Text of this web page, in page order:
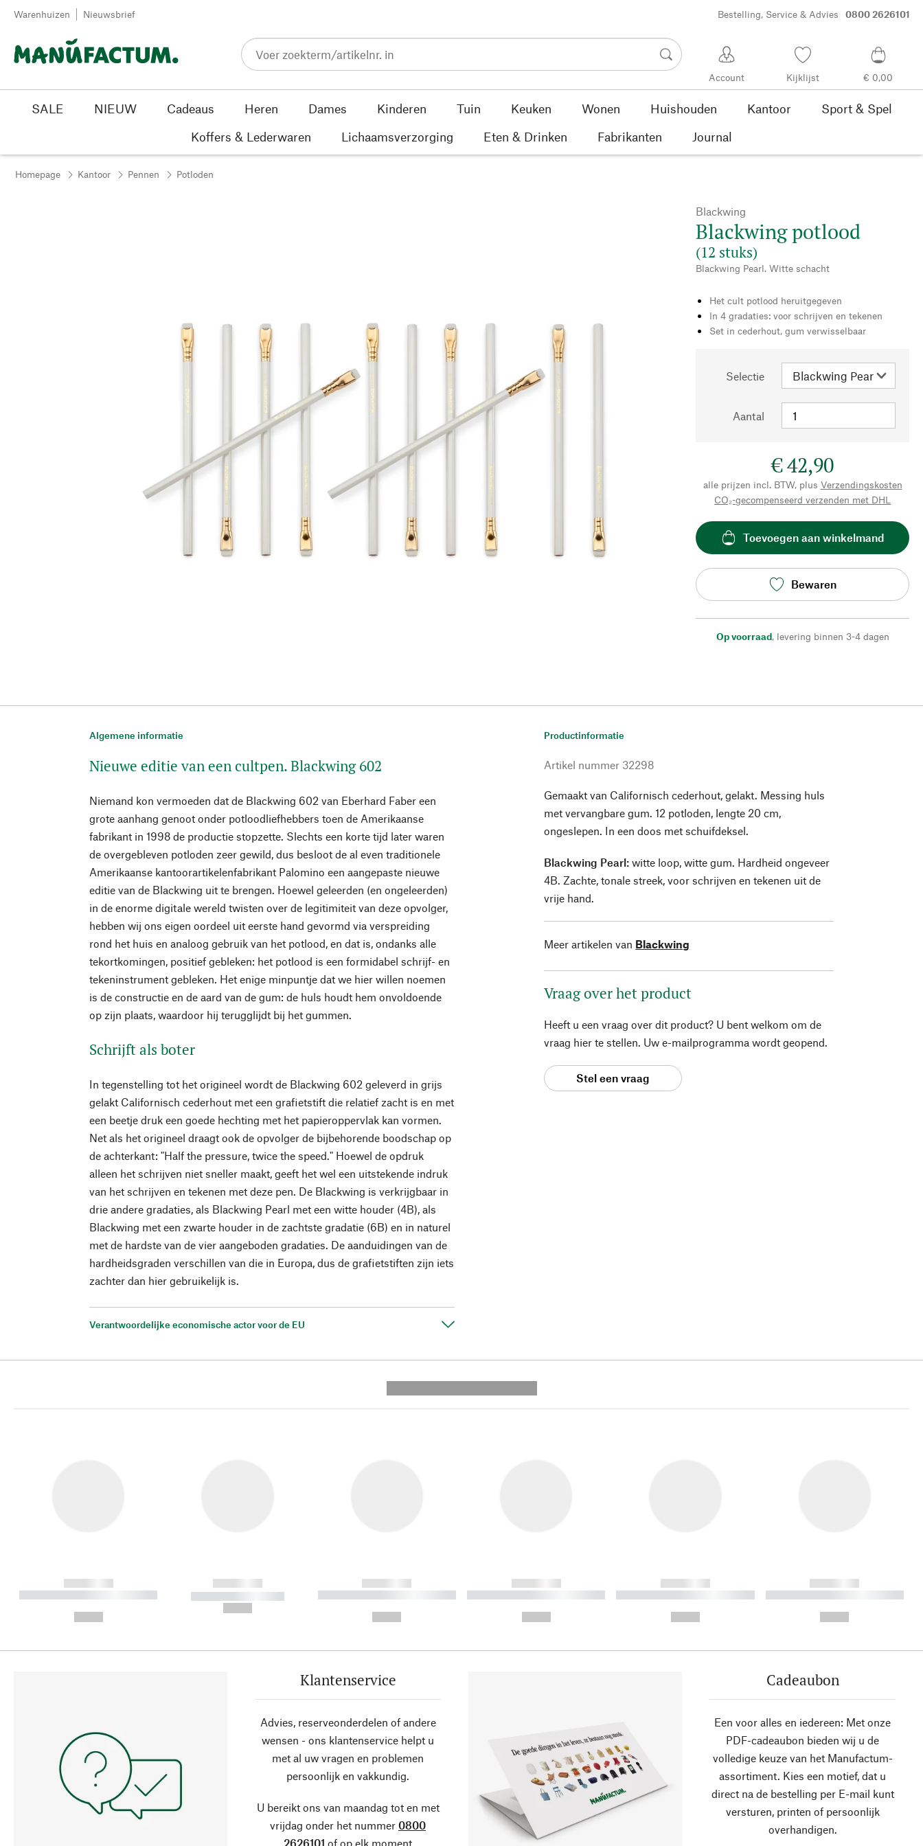
Passer au contenu
Warenhuizen Nieuwsbrief Bestelling, Service & Advies 0800 2626101
Account Kijklijst € 0,00
SALE NIEUW Cadeaus Heren Dames Kinderen Tuin Keuken Wonen Huishouden Kantoor
Sport & Spel
Koffers & Lederwaren
Lichaamsverzorging Eten & Drinken Fabrikanten Journal
Homepage Kantoor Pennen Potloden
Blackwing
Blackwing potlood
(12 stuks)
Blackwing Pearl. Witte schacht
Het cult potlood heruitgegeven
In 4 gradaties: voor schrijven en tekenen
Set in cederhout, gum verwisselbaar
Selectie
Aantal
€ 42,90
alle prijzen incl. BTW, plus Verzendingskosten
CO₂-gecompenseerd verzenden met DHL
Toevoegen aan winkelmand
Bewaren
Op voorraad, levering binnen 3-4 dagen
Algemene informatie
Nieuwe editie van een cultpen. Blackwing 602
Niemand kon vermoeden dat de Blackwing 602 van Eberhard Faber een
grote aanhang genoot onder potloodliefhebbers toen de Amerikaanse
fabrikant in 1998 de productie stopzette. Slechts een korte tijd later waren
de overgebleven potloden zeer gewild, dus besloot de al even traditionele
Amerikaanse kantoorartikelenfabrikant Palomino een aangepaste nieuwe
editie van de Blackwing uit te brengen. Hoewel geleerden (en ongeleerden)
in de enorme digitale wereld twisten over de legitimiteit van deze opvolger,
hebben wij ons eigen oordeel uit eerste hand gevormd via verspreiding
rond het huis en analoog gebruik van het potlood, en dat is, ondanks alle
tekortkomingen, positief gebleken: het potlood is een formidabel schrijf- en
tekeninstrument gebleken. Het enige minpuntje dat we hier willen noemen
is de constructie en de aard van de gum: de huls houdt hem onvoldoende
op zijn plaats, waardoor hij terugglijdt bij het gummen.
Schrijft als boter
In tegenstelling tot het origineel wordt de Blackwing 602 geleverd in grijs
gelakt Californisch cederhout met een grafietstift die relatief zacht is en met
een beetje druk een goede hechting met het papieroppervlak kan vormen.
Net als het origineel draagt ook de opvolger de bijbehorende boodschap op
de achterkant: "Half the pressure, twice the speed." Hoewel de opdruk
alleen het schrijven niet sneller maakt, geeft het wel een uitstekende indruk
van het schrijven en tekenen met deze pen. De Blackwing is verkrijgbaar in
drie andere gradaties, als Blackwing Pearl met een witte houder (4B), als
Blackwing met een zwarte houder in de zachtste gradatie (6B) en in naturel
met de hardste van de vier aangeboden gradaties. De aanduidingen van de
hardheidsgraden verschillen van die in Europa, dus de grafietstiften zijn iets
zachter dan hier gebruikelijk is.
Verantwoordelijke economische actor voor de EU
Productinformatie
Artikel nummer 32298
Gemaakt van Californisch cederhout, gelakt. Messing huls
met vervangbare gum. 12 potloden, lengte 20 cm,
ongeslepen. In een doos met schuifdeksel.
Blackwing Pearl: witte loop, witte gum. Hardheid ongeveer
4B. Zachte, tonale streek, voor schrijven en tekenen uit de
vrije hand.
Meer artikelen van Blackwing
Vraag over het product
Heeft u een vraag over dit product? U bent welkom om de
vraag hier te stellen. Uw e-mailprogramma wordt geopend.
Stel een vraag
------------
----------- ----------- ----------
------------
----------- -----------
------------
----------- ----------- ----------
------------
----------- ----------- ----------
------------
----------- ----------- ----------
------------
----------- ----------- ----------
Klantenservice
Advies, reserveonderdelen of andere
wensen - ons klantenservice helpt u
met al uw vragen en problemen
persoonlijk en vakkundig.
U bereikt ons van maandag tot en met
vrijdag onder het nummer 0800
2626101 of op elk moment
Cadeaubon
Een voor alles en iedereen: Met onze
PDF-cadeaubon bieden wij u de
volledige keuze van het Manufactum-
assortiment. Kies een motief, dat u
direct na de bestelling per E-mail kunt
versturen, printen of persoonlijk
overhandigen.